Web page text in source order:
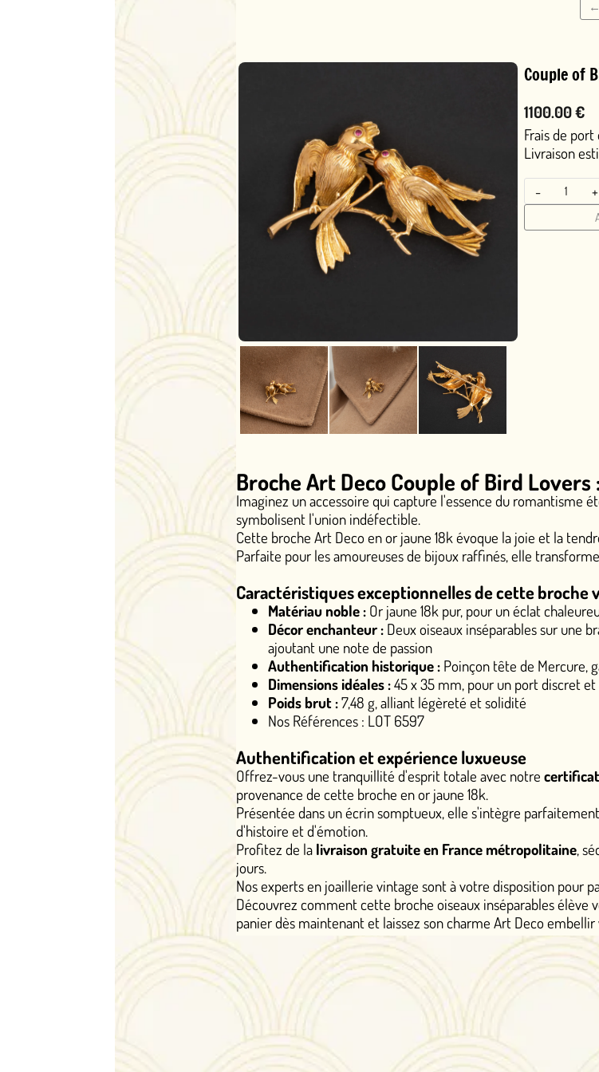
Couple of Bird Lovers
Frais de port offerts en France
Livraison estimée leven 14 août
- +
Broche Art Deco Couple of Bird Lovers : un duo
Imaginez un accessoire qui capture l'essence du romantisme éternel, où deux
symbolisent l'union indéfectible.
Cette broche Art Deco en or jaune 18k évoque la joie et la tendresse, illuminant
Parfaite pour les amoureuses de bijoux raffinés, elle transforme chaque instant
Caractéristiques exceptionnelles de cette broche vintage
Or jaune 18k pur, pour un éclat chaleureux et durable
Décor enchanteur : Deux oiseaux inséparables sur une branche gracieuse,
ajoutant une note de passion
Authentification historique :Poinçon tête de Mercure, garantissant
Dimensions idéales :45 x 35 mm, pour un port discret et sophistiqué
Poids brut :
7,48 g, alliant légèreté et solidité
Nos Références : LOT 6597
Authentification et expérience luxueuse
Offrez-vous une tranquillité d'esprit totale avec notrecertificat d'authenticité
provenance de cette broche en or jaune 18k.
Présentée dans un écrin somptueux, elle s'intègre parfaitement à votre collection
d'histoire et d'émotion.
Profitez de la
livraison gratuite en France métropolitaine, sécurisée et suivie,
jours.
Nos experts en joaillerie vintage sont à votre disposition pour partager les
Découvrez comment cette broche oiseaux inséparables élève vos looks
panier dès maintenant et laissez son charme Art Deco embellir votre quotidien